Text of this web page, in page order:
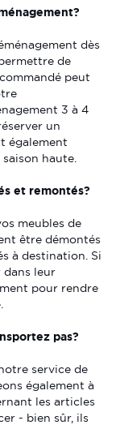
dès
de
peut
3 à 4
un
également
haute.
et remontés?
meubles de
être démontés
à destination. Si
dans leur
pour rendre
pas?
service de
également à
les articles
- bien sûr, ils